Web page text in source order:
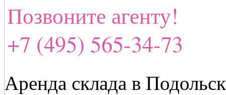
Позвоните агенту!
+7 (495) 565-34-73
Аренда склада в